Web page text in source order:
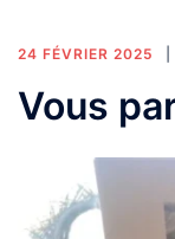
24 FÉVRIER 2025
Vous